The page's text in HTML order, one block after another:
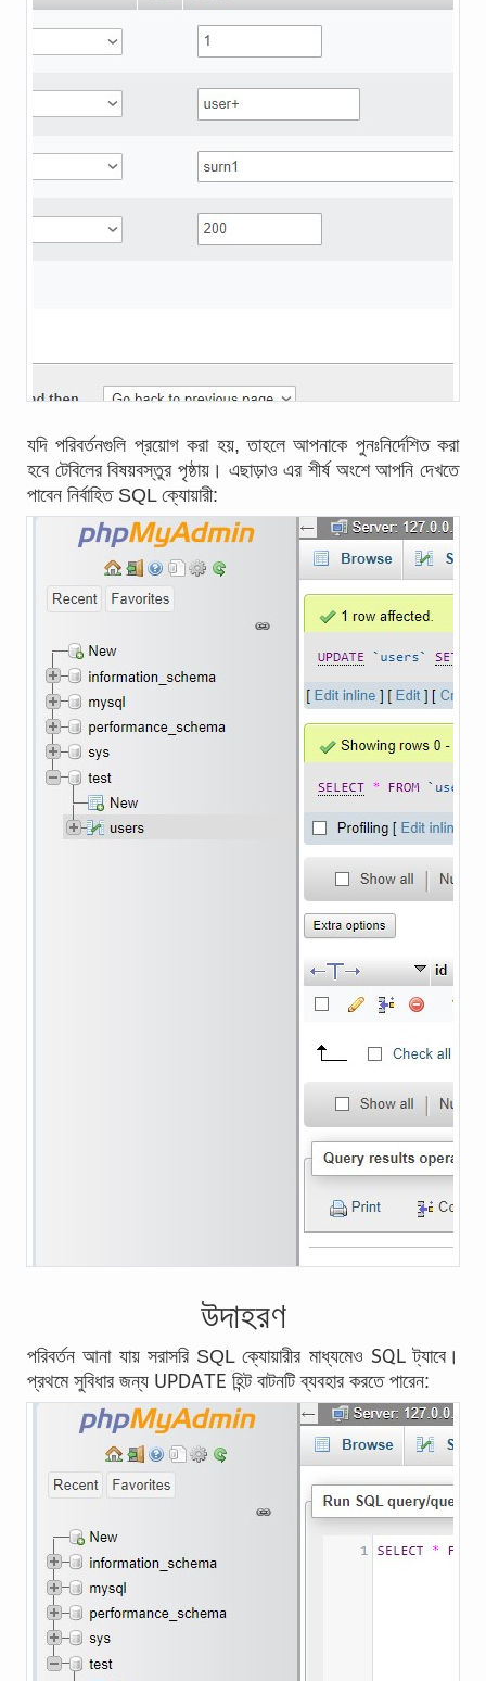
যদি পরিবর্তনগুলি প্রয়োগ করা হয়, তাহলে আপনাকে পুনঃনির্দেশিত করা
হবে টেবিলের বিষয়বস্তুর পৃষ্ঠায়। এছাড়াও এর শীর্ষ অংশে আপনি দেখতে
পাবেন নির্বাহিত SQL ক্যোয়ারী:
উদাহরণ
পরিবর্তন আনা যায় সরাসরি SQL ক্যোয়ারীর মাধ্যমেও SQLট্যাবে।
প্রথমে সুবিধার জন্য UPDATE হিন্ট বাটনটি ব্যবহার করতে পারেন: